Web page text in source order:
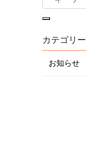
カテゴリー
お知らせ